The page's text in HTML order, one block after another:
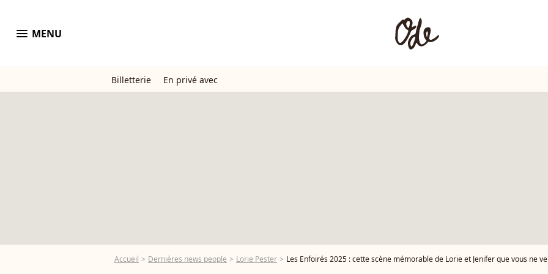
menu MENU
Billetterie En privé avec
Accueil Dernières news people Lorie Pester Les Enfoirés 2025 : cette scène mémorable de Lorie et Jenifer que vous ne